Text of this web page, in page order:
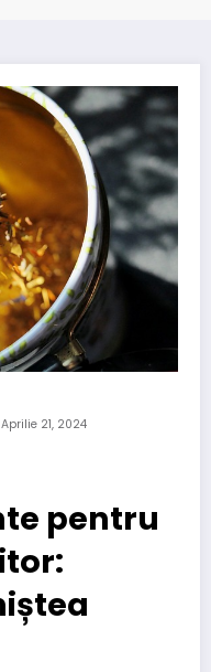
Aprilie 21, 2024
pentru